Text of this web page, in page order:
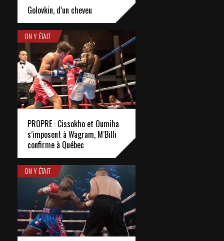
Golovkin, d’un cheveu
ON Y ÉTAIT
PROPRE : Cissokho et Oumiha
s’imposent à Wagram, M’Billi
confirme à Québec
ON Y ÉTAIT